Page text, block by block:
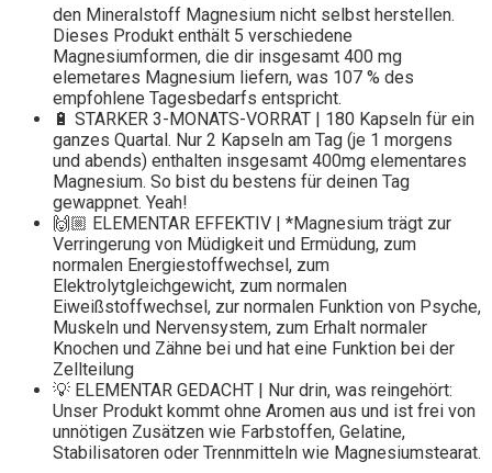
den Mineralstoff Magnesium nicht selbst herstellen.
Dieses Produkt enthält 5 verschiedene
Magnesiumformen, die dir insgesamt 400 mg
elemetares Magnesium liefern, was 107 % des
empfohlene Tagesbedarfs entspricht.
🔋 STARKER 3-MONATS-VORRAT | 180 Kapseln für ein
ganzes Quartal. Nur 2 Kapseln am Tag (je 1 morgens
und abends) enthalten insgesamt 400mg elementares
Magnesium. So bist du bestens für deinen Tag
gewappnet. Yeah!
🙌🏼 ELEMENTAR EFFEKTIV | *Magnesium trägt zur
Verringerung von Müdigkeit und Ermüdung, zum
normalen Energiestoffwechsel, zum
Elektrolytgleichgewicht, zum normalen
Eiweißstoffwechsel, zur normalen Funktion von Psyche,
Muskeln und Nervensystem, zum Erhalt normaler
Knochen und Zähne bei und hat eine Funktion bei der
Zellteilung
💡 ELEMENTAR GEDACHT | Nur drin, was reingehört:
Unser Produkt kommt ohne Aromen aus und ist frei von
unnötigen Zusätzen wie Farbstoffen, Gelatine,
Stabilisatoren oder Trennmitteln wie Magnesiumstearat.